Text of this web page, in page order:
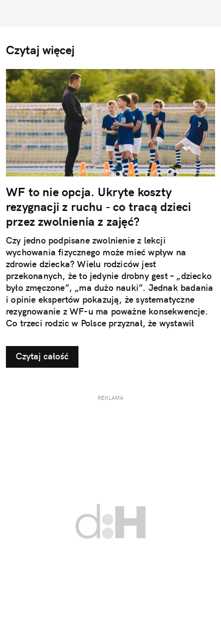
Czytaj więcej
WF to nie opcja. Ukryte koszty
rezygnacji z ruchu - co tracą dzieci
przez zwolnienia z zajęć?
Czy jedno podpisane zwolnienie z lekcji
wychowania fizycznego może mieć wpływ na
zdrowie dziecka? Wielu rodziców jest
przekonanych, że to jedynie drobny gest – „dziecko
było zmęczone”, „ma dużo nauki”. Jednak badania
i opinie ekspertów pokazują, że systematyczne
rezygnowanie z WF-u ma poważne konsekwencje.
Co trzeci rodzic w Polsce przyznał, że wystawił
ruchowych. Ta pozornie niewinna decyzja w
dłuższej perspektywie odbiera najmłodszym szansę
na prawidłowy rozwój i budowanie odporności, a
ujawniają się dopiero w dorosłym życiu.
Czytaj całość
REKLAMA